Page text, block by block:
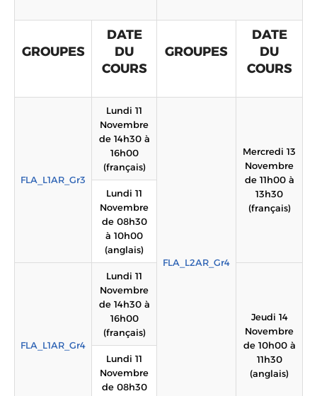
GROUPES
DATE
DU
COURS
GROUPES
DATE
DU
COURS
FLA_L1AR_Gr3
Lundi 11
Novembre
de 14h30 à
16h00
(français)
FLA_L2AR_Gr4
Mercredi 13
Novembre
de 11h00 à
13h30
(français)
Lundi 11
Novembre
de 08h30
à 10h00
(anglais)
FLA_L1AR_Gr4
Lundi 11
Novembre
de 14h30 à
16h00
(français)
Jeudi 14
Novembre
de 10h00 à
11h30
(anglais)
Lundi 11
Novembre
de 08h30